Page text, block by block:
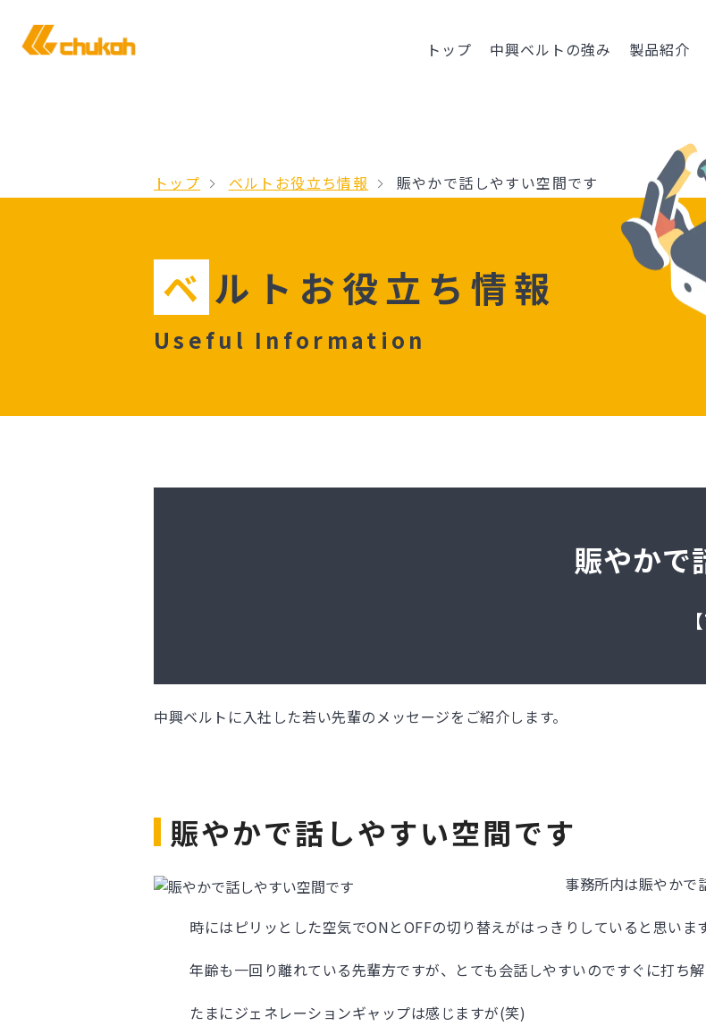
トップ 中興ベルトの強み 製品紹介
トップ ベルトお役⽴ち情報 賑やかで話しやすい空間です
ベ ルトお役⽴ち情報
Useful Information
賑やかで
中興ベルトに入社した若い先輩のメッセージをご紹介します。
賑やかで話しやすい空間です
事務所内は賑やかで
時にはピリッとした空気でONとOFFの切り替えがはっきりしていると思います
年齢も一回り離れている先輩方ですが、とても会話しやすいのですぐに打ち解
たまにジェネレーションギャップは感じますが(笑)